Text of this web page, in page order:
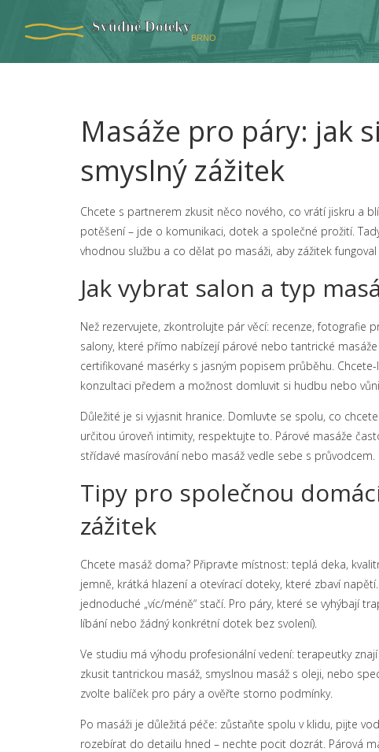
Masáže pro páry: jak
smyslný zážitek
Chcete s partnerem zkusit něco nového, co vrátí jiskru a
potěšení – jde o komunikaci, dotek a společné prožití.
vhodnou službu a co dělat po masáži, aby zážitek
Jak vybrat salon a typ
Než rezervujete, zkontrolujte pár věcí: recenze,
salony, které přímo nabízejí párové nebo tantrické
certifikované masérky s jasným popisem průběhu.
konzultaci předem a možnost domluvit si hudbu nebo
Důležité je si vyjasnit hranice. Domluvte se spolu, co
určitou úroveň intimity, respektujte to. Párové masáže
střídavé masírování nebo masáž vedle sebe s průvodcem.
Tipy pro společnou
zážitek
Chcete masáž doma? Připravte místnost: teplá deka,
jemně, krátká hlazení a otevírací doteky, které zbaví
jednoduché „víc/méně“ stačí. Pro páry, které se vyhýbají
líbání nebo žádný konkrétní dotek bez svolení).
Ve studiu má výhodu profesionální vedení: terapeutky
zkusit tantrickou masáž, smyslnou masáž s oleji, nebo
zvolte balíček pro páry a ověřte storno podmínky.
Po masáži je důležitá péče: zůstaňte spolu v klidu, pijte
rozebírat do detailu hned – nechte pocit dozrát. Párová